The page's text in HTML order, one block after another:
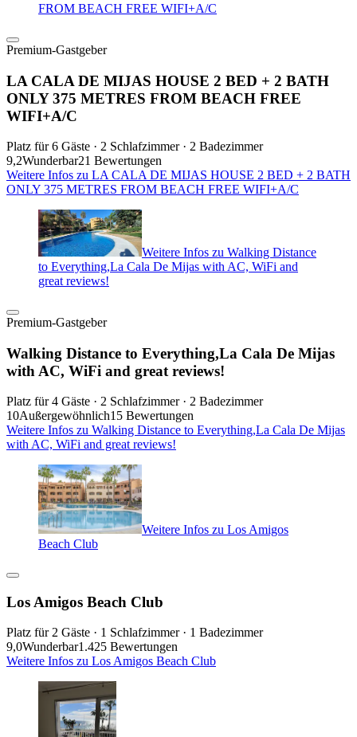
FROM BEACH FREE WIFI+A/C
Premium-Gastgeber
LA CALA DE MIJAS HOUSE 2 BED + 2 BATH
ONLY 375 METRES FROM BEACH FREE
WIFI+A/C
Platz für 6 Gäste · 2 Schlafzimmer · 2 Badezimmer
9,2Wunderbar21 Bewertungen
Weitere Infos zu LA CALA DE MIJAS HOUSE 2 BED + 2 BATH
ONLY 375 METRES FROM BEACH FREE WIFI+A/C
Weitere Infos zu Walking Distance
to Everything,La Cala De Mijas with AC, WiFi and
great reviews!
Premium-Gastgeber
Walking Distance to Everything,La Cala De Mijas
with AC, WiFi and great reviews!
Platz für 4 Gäste · 2 Schlafzimmer · 2 Badezimmer
10Außergewöhnlich15 Bewertungen
Weitere Infos zu Walking Distance to Everything,La Cala De Mijas
with AC, WiFi and great reviews!
Weitere Infos zu Los Amigos
Beach Club
Los Amigos Beach Club
Platz für 2 Gäste · 1 Schlafzimmer · 1 Badezimmer
9,0Wunderbar1.425 Bewertungen
Weitere Infos zu Los Amigos Beach Club